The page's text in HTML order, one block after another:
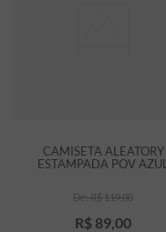
CAMISETA ALEATORY
ESTAMPADA POV AZUL
R$119,00
R$ 89,00